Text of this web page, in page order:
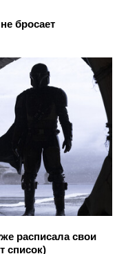
бросает
расписала свои
список)